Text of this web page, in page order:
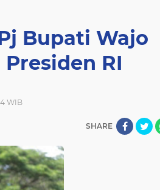
Bupati Wajo
RI
WIB
SHARE